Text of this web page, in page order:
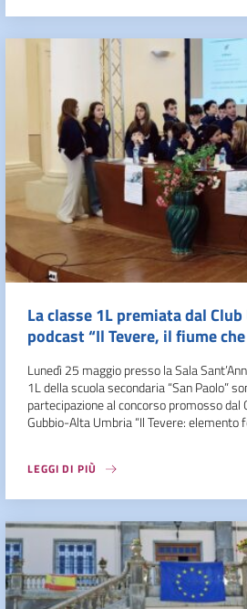
La classe 1L premiata dal
podcast “Il Tevere, il fiume
Lunedì 25 maggio presso la Sala
1L della scuola secondaria “San Paolo”
partecipazione al concorso promosso dal
Gubbio-Alta Umbria “Il Tevere:
LEGGI DI PIÙ